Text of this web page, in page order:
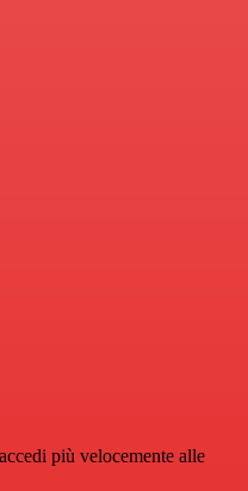
più velocemente alle